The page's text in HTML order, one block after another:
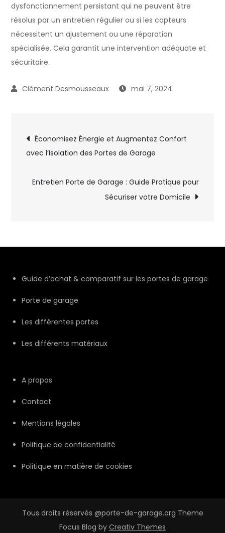
dysfonctionnement persistant qui ne peuvent être
résolus par un entretien régulier ou si les capteurs
nécessitent un ajustement ou une réparation
spécialisée. Cela garantit une intervention adéquate et
sécuritaire.
mai 7, 2024
Navigation
de
l’article
Économisez Énergie et Augmentez Confort
avec l’Isolation des Portes de Garage
Entretien Porte de Garage : Guide Pratique pour
Sécuriser votre Domicile
Guide d’achat & comparatif sur les portes de garage
Porte de garage
Les différentes portes
Les différents matériaux
A propos
Contact
Mentions légales
Politique de confidentialité
Politique en matière de cookies
Tous droits réservés @porte-de-garage.org Theme
Focus Blog by Creativ Themes